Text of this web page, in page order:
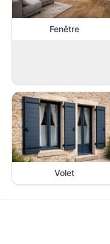
Fenêtre
Volet